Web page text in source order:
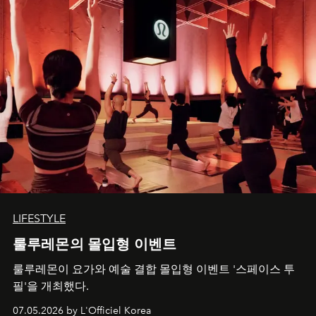
LIFESTYLE
룰루레몬의 몰입형 이벤트
룰루레몬이 요가와 예술 결합 몰입형 이벤트 '스페이스 투
필'을 개최했다.
07.05.2026 by L'Officiel Korea